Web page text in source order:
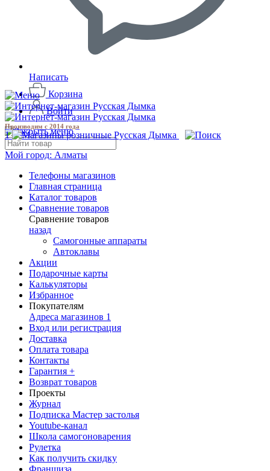
Написать
Корзина
Войти
Производим с 2014 года
1
Мой город: Алматы
Телефоны магазинов
Главная страница
Каталог товаров
Сравнение товаров
Сравнение товаров
назад
Самогонные аппараты
Автоклавы
Акции
Подарочные карты
Калькуляторы
Избранное
Покупателям
Адреса магазинов 1
Вход или регистрация
Доставка
Оплата товара
Контакты
Гарантия +
Возврат товаров
Проекты
Журнал
Подписка Мастер застолья
Youtube-канал
Школа самогоноварения
Рулетка
Как получить скидку
Франшиза